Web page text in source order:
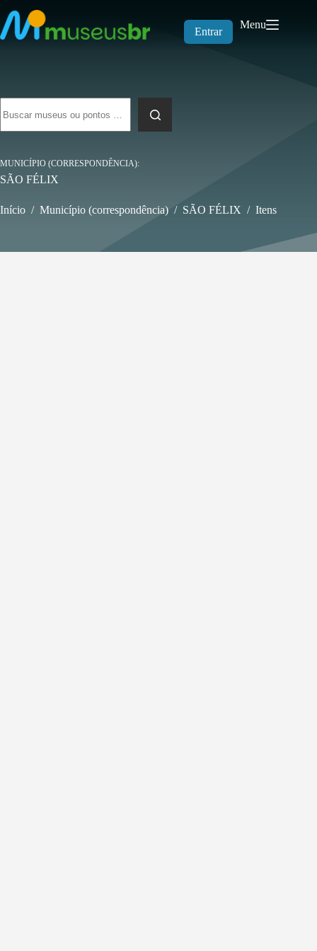
para
o
conteúdo
Entrar
Menu
resultados
MUNICÍPIO (CORRESPONDÊNCIA)
SÃO FÉLIX
Início / Município (correspondência) / SÃO FÉLIX / Itens